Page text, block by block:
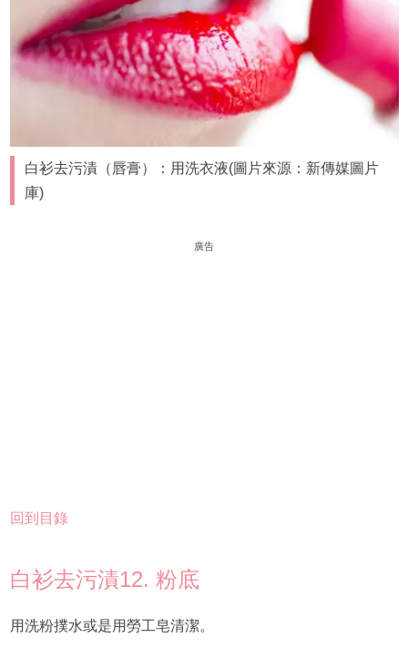
白衫去污漬（唇膏）：用洗衣液(圖片來源：新傳媒圖片
庫)
廣告
回到目錄
白衫去污漬12. 粉底
用洗粉撲水或是用勞工皂清潔。